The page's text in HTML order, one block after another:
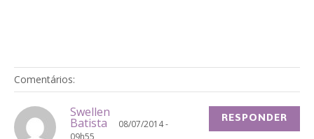
Comentários:
Swellen
Batista
08/07/2014 -
09h55
RESPONDER